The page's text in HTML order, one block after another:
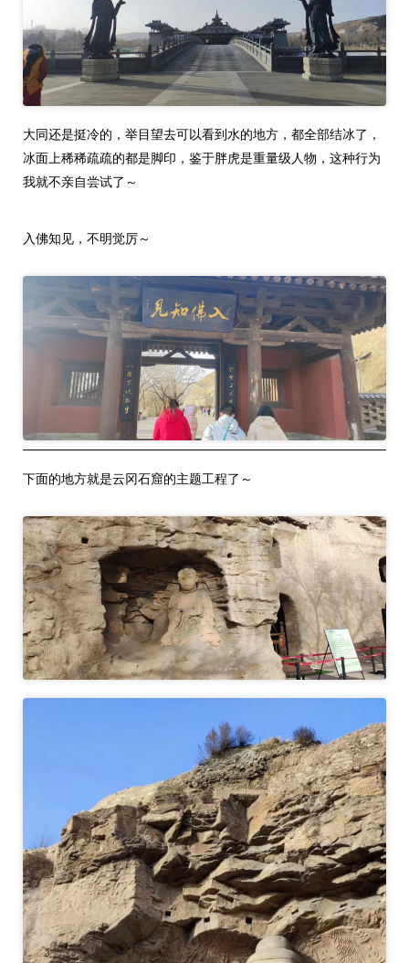
大同还是挺冷的，举目望去可以看到水的地方，都全部结冰了，
冰面上稀稀疏疏的都是脚印，鉴于胖虎是重量级人物，这种行为
我就不亲自尝试了～
入佛知见，不明觉厉～
下面的地方就是云冈石窟的主题工程了～